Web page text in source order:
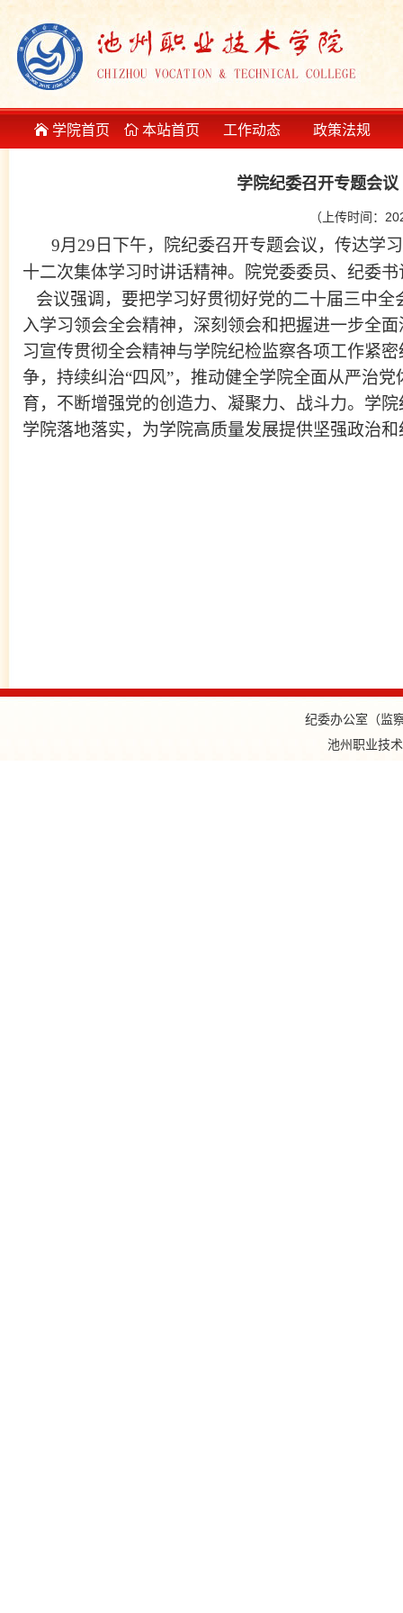
学院首页 本站首页 工作动态 政策法规
学院纪委召开专题会
（上传时间：
9月 29 日下午， 院纪委召开专题会议，传达学
十二次集体学习时讲话精神。 院党委委员、 纪委书
会议强调，要把学习好贯彻好党的二十届三中
入学习领会全会精神，深刻领会和把握进一步全
习宣传贯彻全会精神与学院纪检监察各项工作紧
争，持续纠治“四风”，推动健全学院全面从严治党
育，不断增强党的创造力、凝聚力、战斗力。 学院
学院落地落实，为学院高质量发展提供坚强政治
纪委办公室（监
池州职业技